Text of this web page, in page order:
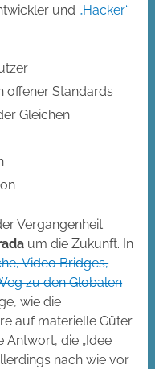
und „Hacker“
offener Standards
Gleichen
Vergangenheit
um die Zukunft. In
Video Bridges,
zu den Globalen
wie die
auf materielle Güter
Antwort, die „Idee
nach wie vor